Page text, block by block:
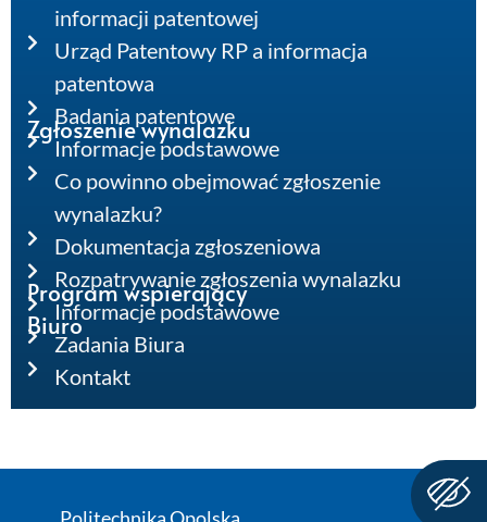
informacji patentowej
Urząd Patentowy RP a informacja
patentowa
Badania patentowe
Zgłoszenie wynalazku
Informacje podstawowe
Co powinno obejmować zgłoszenie
wynalazku?
Dokumentacja zgłoszeniowa
Rozpatrywanie zgłoszenia wynalazku
Program wspierający
Informacje podstawowe
Biuro
Zadania Biura
Kontakt